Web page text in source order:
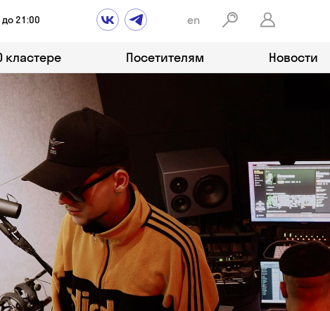
21:00 en
кластере Посетителям Новости